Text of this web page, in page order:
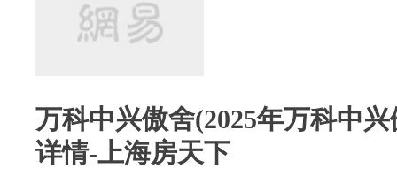
万科中兴傲舍(2025年万科中
详情-上海房天下